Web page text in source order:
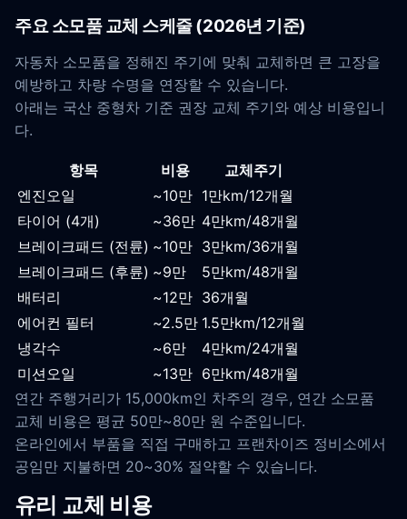
주요 소모품 교체 스케줄 (2026년 기준)
자동차 소모품을 정해진 주기에 맞춰 교체하면 큰 고장을
예방하고 차량 수명을 연장할 수 있습니다.
아래는 국산 중형차 기준 권장 교체 주기와 예상 비용입니
다.
항목 비용
교체주기
엔진오일
~10만 1만km/12개월
타이어 (4개)
~36만 4만km/48개월
브레이크패드 (전륜) ~10만 3만km/36개월
브레이크패드 (후륜) ~9만
5만km/48개월
배터리
~12만 36개월
에어컨 필터
~2.5만 1.5만km/12개월
냉각수
~6만
4만km/24개월
미션오일
~13만 6만km/48개월
연간 주행거리가 15,000km인 차주의 경우, 연간 소모품
교체 비용은 평균 50만~80만 원 수준입니다.
온라인에서 부품을 직접 구매하고 프랜차이즈 정비소에서
공임만 지불하면 20~30% 절약할 수 있습니다.
유리 교체 비용